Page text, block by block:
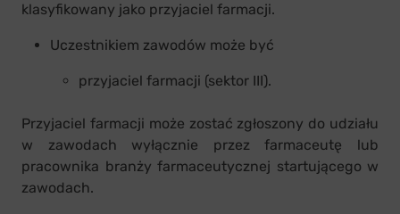
klasyfikowany jako przyjaciel farmacji.
Uczestnikiem zawodów może być
przyjaciel farmacji (sektor III).
Przyjaciel farmacji może zostać zgłoszony do udziału
w zawodach wyłącznie przez farmaceutę lub
pracownika branży farmaceutycznej startującego w
zawodach.